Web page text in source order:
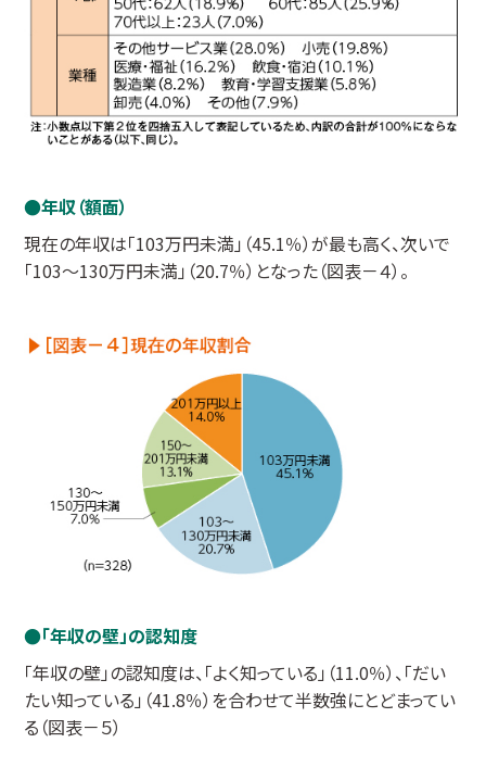
年収（額面）
現在の年収は「103万円未満」（45.1％）が最も高く、次いで
「103～130万円未満」（20.7％）となった（図表－４）。
「年収の壁」の認知度
「年収の壁」の認知度は、「よく知っている」（11.0％）、「だい
たい知っている」（41.8％）を合わせて半数強にとどまってい
る（図表－５）